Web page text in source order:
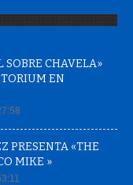
SOBRE CHAVELA»
EN
PRESENTA «THE
MIKE »